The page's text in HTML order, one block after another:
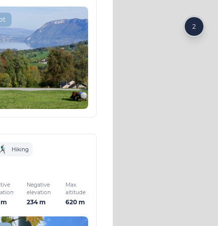
Hiking
m
Negative
elevation
234 m
Max.
altitude
620 m
2